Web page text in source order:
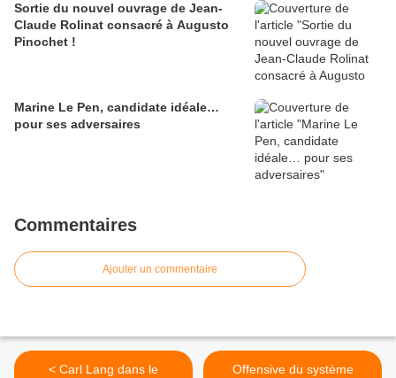
Sortie du nouvel ouvrage de Jean-
Claude Rolinat consacré à Augusto
Pinochet !
Marine Le Pen, candidate idéale…
pour ses adversaires
Commentaires
Ajouter un commentaire
< Carl Lang dans le
Offensive du système